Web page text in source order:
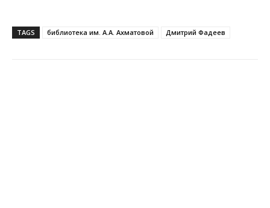
TAGS библиотека им. А.А. Ахматовой Дмитрий Фадеев